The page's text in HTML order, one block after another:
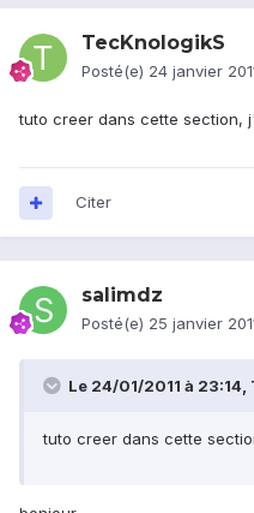
TecKnologikS
Posté(e) 24 janvier
tuto creer dans cette section,
Citer
salimdz
Posté(e) 25 janvier
Le 24/01/2011 à
tuto creer dans cette